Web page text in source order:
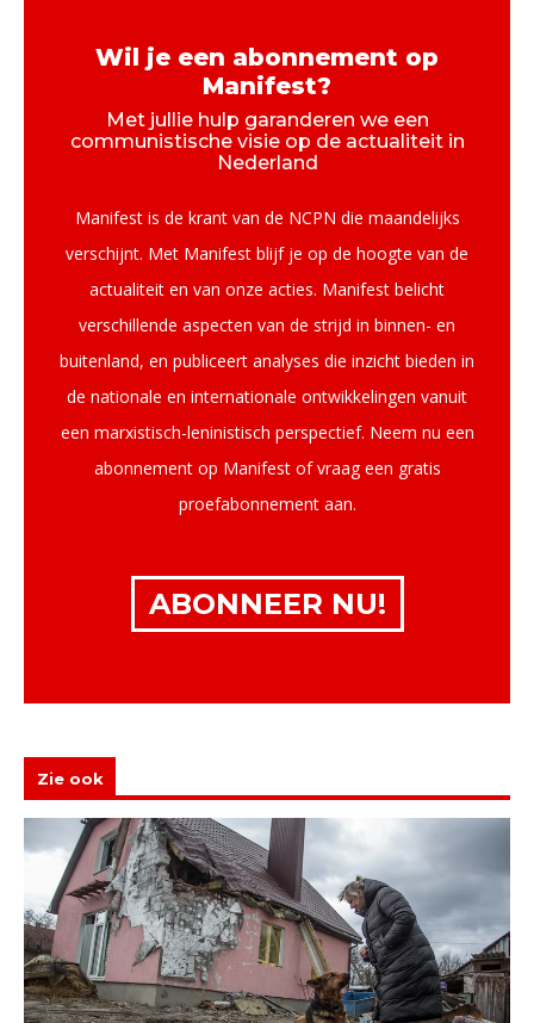
Wil je een abonnement op
Manifest?
Met jullie hulp garanderen we een
communistische visie op de actualiteit in
Nederland
Manifest is de krant van de NCPN die maandelijks
verschijnt. Met Manifest blijf je op de hoogte van de
actualiteit en van onze acties. Manifest belicht
verschillende aspecten van de strijd in binnen- en
buitenland, en publiceert analyses die inzicht bieden in
de nationale en internationale ontwikkelingen vanuit
een marxistisch-leninistisch perspectief. Neem nu een
abonnement op Manifest of vraag een gratis
proefabonnement aan.
ABONNEER NU!
Zie ook